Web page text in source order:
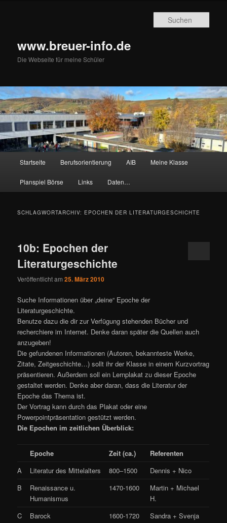
www.breuer-info.de
Die Webseite für meine Schüler
Startseite Berufsorientierung AIB Meine Klasse
Planspiel Börse Links Daten…
SCHLAGWORTARCHIV: EPOCHEN DER LITERATURGESCHICHTE
10b: Epochen der
Literaturgeschichte
Veröffentlicht am25. März 2010
Suche Informationen über „deine“ Epoche der
Literaturgeschichte.
Benutze dazu die dir zur Verfügung stehenden Bücher und
recherchiere im Internet. Denke daran später die Quellen auch
anzugeben!
Die gefundenen Informationen (Autoren, bekannteste Werke,
Zitate, Zeitgeschichte…) sollt ihr der Klasse in einem Kurzvortrag
präsentieren. Außerdem soll ein Lernplakat zu dieser Epoche
gestaltet werden. Denke aber daran, dass die Literatur der
Epoche das Thema ist.
Der Vortrag kann durch das Plakat oder eine
Powerpointpräsentation gestützt werden.
Die Epochen im zeitlichen Überblick:
Epoche Zeit (ca.)
Referenten
A
Literatur des Mittelalters 800–1500
Dennis + Nico
B
Renaissance u.
Humanismus
1470-1600
Martin + Michael
H.
C
Barock 1600-1720
Sandra + Svenja